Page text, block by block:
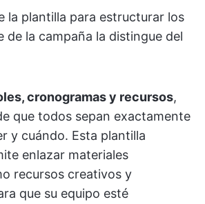
la plantilla para estructurar los
de la campaña la distingue del
cronogramas y recursos,
que todos sepan exactamente
y cuándo. Esta plantilla
enlazar materiales
recursos creativos y
que su equipo esté